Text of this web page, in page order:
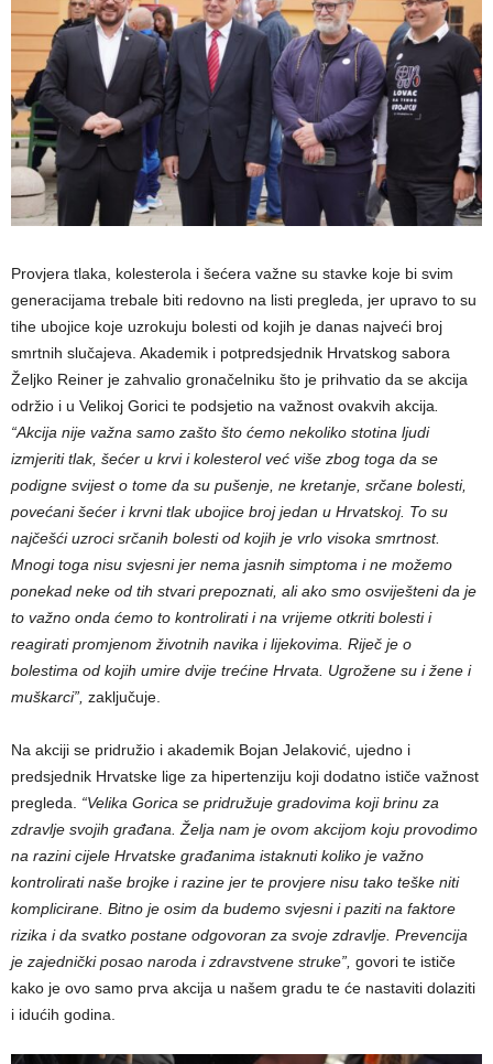
Provjera tlaka, kolesterola i šećera važne su stavke koje bi svim
generacijama trebale biti redovno na listi pregleda, jer upravo to su
tihe ubojice koje uzrokuju bolesti od kojih je danas najveći broj
smrtnih slučajeva. Akademik i potpredsjednik Hrvatskog sabora
Željko Reiner je zahvalio gronačelniku što je prihvatio da se akcija
održio i u Velikoj Gorici te podsjetio na važnost ovakvih akcija
“Akcija nije važna samo zašto što ćemo nekoliko stotina ljudi
izmjeriti tlak, šećer u krvi i kolesterol već više zbog toga da se
podigne svijest o tome da su pušenje, ne kretanje, srčane bolesti,
povećani šećer i krvni tlak ubojice broj jedan u Hrvatskoj. To su
najčešći uzroci srčanih bolesti od kojih je vrlo visoka smrtnost.
Mnogi toga nisu svjesni jer nema jasnih simptoma i ne možemo
ponekad neke od tih stvari prepoznati, ali ako smo osviješteni da je
to važno onda ćemo to kontrolirati i na vrijeme otkriti bolesti i
reagirati promjenom životnih navika i lijekovima. Riječ je o
bolestima od kojih umire dvije trećine Hrvata. Ugrožene su i žene i
muškarci”, zaključuje.
Na akciji se pridružio i akademik Bojan Jelaković, ujedno i
predsjednik Hrvatske lige za hipertenziju koji dodatno ističe važnost
pregleda.
“Velika Gorica se pridružuje gradovima koji brinu za
zdravlje svojih građana. Želja nam je ovom akcijom koju provodimo
na razini cijele Hrvatske građanima istaknuti koliko je važno
kontrolirati naše brojke i razine jer te provjere nisu tako teške niti
komplicirane. Bitno je osim da budemo svjesni i paziti na faktore
rizika i da svatko postane odgovoran za svoje zdravlje. Prevencija
je zajednički posao naroda i zdravstvene struke”, govori te ističe
kako je ovo samo prva akcija u našem gradu te će nastaviti dolaziti
i idućih godina.